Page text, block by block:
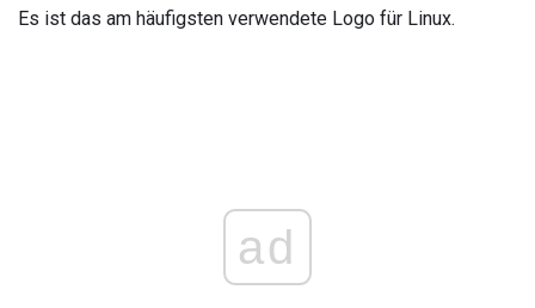
Es ist das am häufigsten verwendete Logo für Linux.
ad